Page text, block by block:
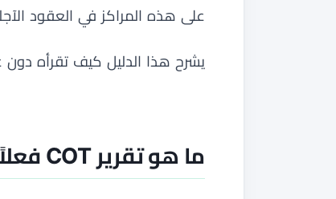
على هذه المراكز في العقود
يشرح هذا الدليل كيف تقرأه
ما هو تقرير COT فعلاً